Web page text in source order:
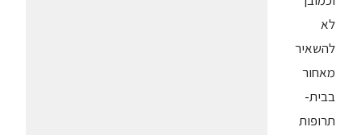
לא
להשאיר
מאחור
בבית-
תרופות